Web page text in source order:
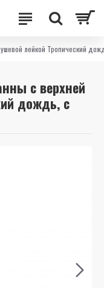
лейкой Тропический
с верхней
дождь, с